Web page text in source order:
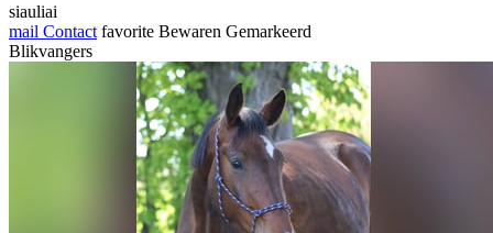
siauliai
mail Contact favorite Bewaren Gemarkeerd
Blikvangers